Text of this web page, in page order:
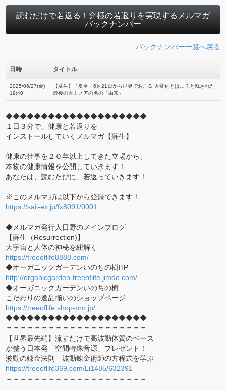
読むだけで若返る！究極の若返りを実現するメルマガ
バックナンバー
バックナンバー一覧へ戻る
日時 タイトル
2025/06/27(金)
19:40
【蘇生】「夏至」6月21日から世界でおこる 大変化とは…？と残された
最後の大王ノアの名の「由来」
◆◆◆◆◆◆◆◆◆◆◆◆◆◆◆◆◆◆◆◆
１日３分で、健康と若返りを
インストールしていくメルマガ【蘇生】
健康の仕事を２０年以上してきた立場から、
本物の健康情報を公開していきます！
あなたは、読むたびに、若返っていきます！
※このメルマガは以下から登録できます！
https://sail-ex.jp/fx8091/0001
◆メルマガ発行人日野のメインブログ
【蘇生（Resurrection)】
大宇宙と人体の神秘を紐解く
https://treeoflife8888.com/
◆オーガニックガーデンいのちの樹HP
http://organicgarden-treeoflife.jimdo.com/
◆オーガニックガーデンいのちの樹
こだわりの逸品揃いのショップページ
https://treeoflife.shop-pro.jp/
◆◆◆◆◆◆◆◆◆◆◆◆◆◆◆◆◆◆◆◆
＝＝＝＝＝＝＝＝＝＝＝＝＝＝＝＝＝＝＝＝
【世界最先端】流すだけで高波動体質のベース
が整う日本発「空間特殊音源」プレゼント！
波動の錬金法則 波動錬金術師の方程式を学ぶ
https://treeoflife369.com/Li1485/632391
＝＝＝＝＝＝＝＝＝＝＝＝＝＝＝＝＝＝＝＝